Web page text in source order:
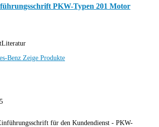
PKW-Typen 201 Motor
Benz Zeige Produkte
für den Kundendienst - PKW-